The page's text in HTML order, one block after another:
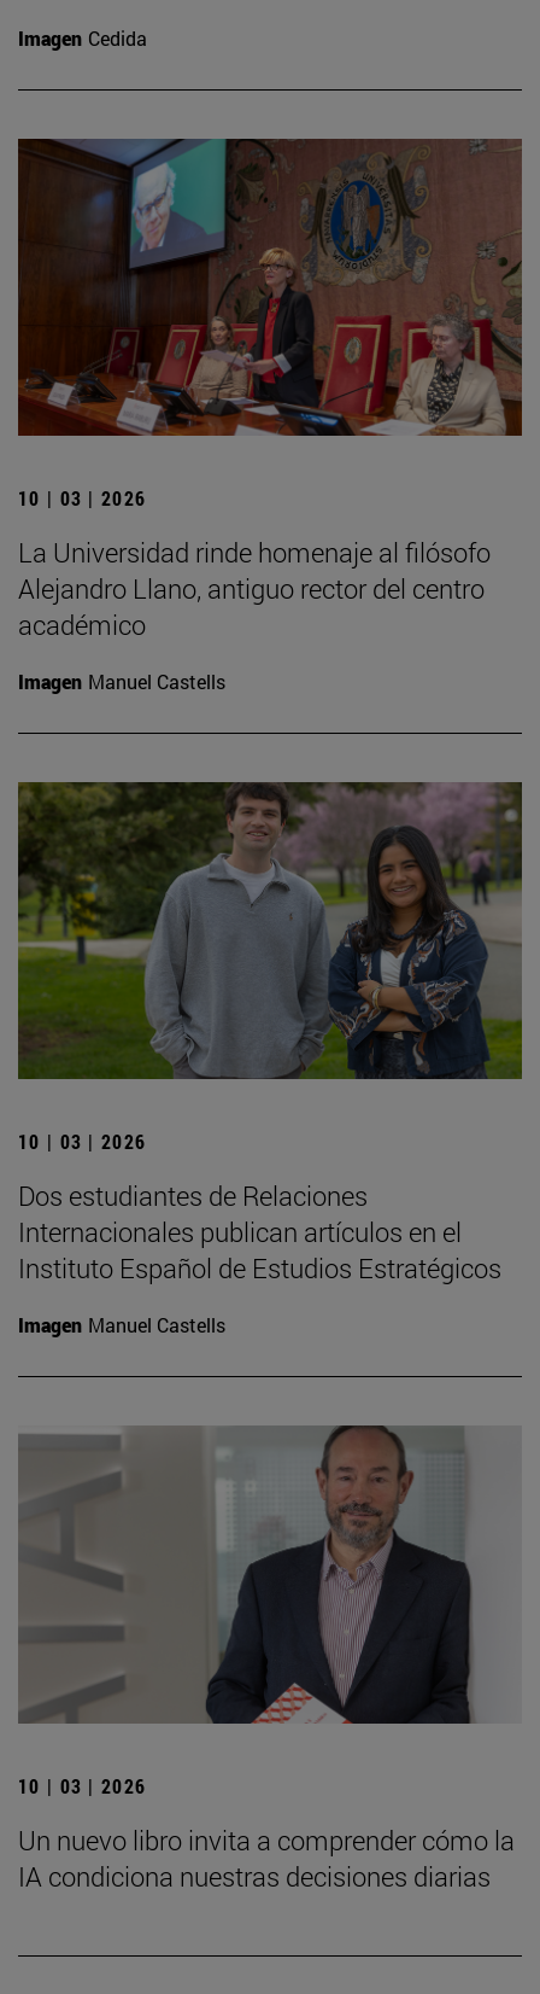
Imagen Cedida
10 | 03 | 2026
La Universidad rinde homenaje al filósofo
Alejandro Llano, antiguo rector del centro
académico
Imagen Manuel Castells
10 | 03 | 2026
Dos estudiantes de Relaciones
Internacionales publican artículos en el
Instituto Español de Estudios Estratégicos
Imagen Manuel Castells
10 | 03 | 2026
Un nuevo libro invita a comprender cómo la
IA condiciona nuestras decisiones diarias